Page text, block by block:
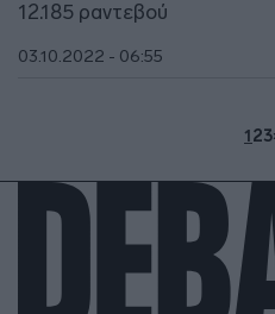
12.185 ραντεβού
03.10.2022 - 06:55
123